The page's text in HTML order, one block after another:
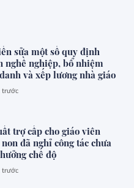
sửa một số quy định
nghề nghiệp, bổ nhiệm
và xếp lương nhà giáo
trước
trợ cấp cho giáo viên
đã nghỉ công tác chưa
chế độ
trước